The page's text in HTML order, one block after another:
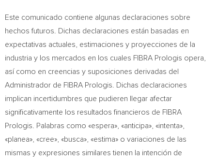
Este comunicado contiene algunas declaraciones sobre
hechos futuros. Dichas declaraciones están basadas en
expectativas actuales, estimaciones y proyecciones de la
industria y los mercados en los cuales FIBRA Prologis opera,
así como en creencias y suposiciones derivadas del
Administrador de FIBRA Prologis. Dichas declaraciones
implican incertidumbres que pudieren llegar afectar
significativamente los resultados financieros de FIBRA
Prologis. Palabras como «espera», «anticipa», «intenta»,
«planea», «cree», «busca», «estima» o variaciones de las
mismas y expresiones similares tienen la intención de